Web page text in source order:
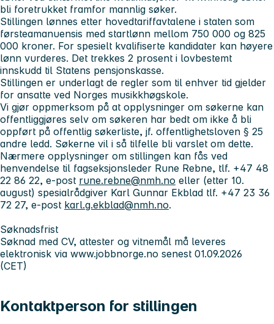
bli foretrukket framfor mannlig søker.
Stillingen lønnes etter hovedtariffavtalene i staten som
førsteamanuensis med startlønn mellom 750 000 og 825
000 kroner. For spesielt kvalifiserte kandidater kan høyere
lønn vurderes. Det trekkes 2 prosent i lovbestemt
innskudd til Statens pensjonskasse.
Stillingen er underlagt de regler som til enhver tid gjelder
for ansatte ved Norges musikkhøgskole.
Vi gjør oppmerksom på at opplysninger om søkerne kan
offentliggjøres selv om søkeren har bedt om ikke å bli
oppført på offentlig søkerliste, jf. offentlighetsloven § 25
andre ledd. Søkerne vil i så tilfelle bli varslet om dette.
Nærmere opplysninger om stillingen kan fås ved
henvendelse til fagseksjonsleder Rune Rebne, tlf. +47 48
22 86 22, e-post rune.rebne@nmh.no eller (etter 10.
august) spesialrådgiver Karl Gunnar Ekblad tlf. +47 23 36
72 27, e-post karl.g.ekblad@nmh.no.
Søknadsfrist
Søknad med CV, attester og vitnemål må leveres
elektronisk via www.jobbnorge.no senest 01.09.2026
(CET)
Kontaktperson for stillingen